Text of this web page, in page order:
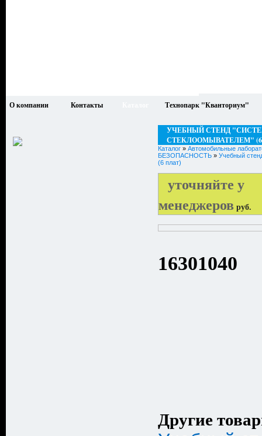
О компании Контакты Технопарк "Кванториум"
УЧЕБНЫЙ СТЕНД
СТЕКЛООМЫВАТЕЛЕМ"
Каталог » Автомобильные
БЕЗОПАСНОСТЬ » Учебный
(6 плат)
уточняйте у
менеджеров руб.
16301040
Другие